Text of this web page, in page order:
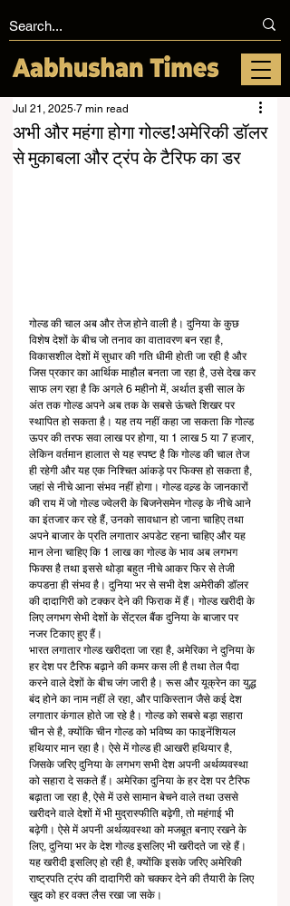
अभी और महंगा होगा गोल्ड!अमेरिकी डॉलर
से मुकाबला और ट्रंप के टैरिफ का डर
Jul 21, 2025 7 min read
गोल्ड की चाल अब और तेज होने वाली है। दुनिया के कुछ
विशेष देशों के बीच जो तनाव का वातावरण बन रहा है,
विकासशील देशों में सुधार की गति धीमी होती जा रही है और
जिस प्रकार का आर्थिक माहौल बनता जा रहा है, उसे देख कर
साफ लग रहा है कि अगले 6 महीनो में, अर्थात इसी साल के
अंत तक गोल्ड अपने अब तक के सबसे ऊंचते शिखर पर
स्थापित हो सकता है। यह तय नहीं कहा जा सकता कि गोल्ड
ऊपर की तरफ सवा लाख पर होगा, या 1 लाख 5 या 7 हजार,
लेकिन वर्तमान हालात से यह स्पष्ट है कि गोल्ड की चाल तेज
ही रहेगी और यह एक निश्चित आंकड़े पर फिक्स हो सकता है,
जहां से नीचे आना संभव नहीं होगा। गोल्ड वल्र्ड के जानकारों
की राय में जो गोल्ड ज्वेलरी के बिजनेसमेन गोल्ड़ के नीचे आने
का इंतजार कर रहे हैं, उनको सावधान हो जाना चाहिए तथा
अपने बाजार के प्रति लगातार अपडेट रहना चाहिए और यह
मान लेना चाहिए कि 1 लाख का गोल्ड के भाव अब लगभग
फिक्स है तथा इससे थोड़ा बहुत नीचे आकर फिर से तेजी
कपडऩा ही संभव है। दुनिया भर से सभी देश अमेरीकी डॉलर
की दादागिरी को टक्कर देने की फिराक में हैं। गोल्ड खरीदी के
लिए लगभग सेभी देशों के सेंट्रल बैंक दुनिया के बाजार पर
नजर टिकाए हुए हैं।
भारत लगातार गोल्ड खरीदता जा रहा है, अमेरिका ने दुनिया के
हर देश पर टैरिफ बढ़ाने की कमर कस ली है तथा तेल पैदा
करने वाले देशों के बीच जंग जारी है। रूस और यूक्रेन का युद्ध
बंद होने का नाम नहीं ले रहा, और पाकिस्तान जैसे कई देश
लगातार कंगाल होते जा रहे है। गोल्ड को सबसे बड़ा सहारा
चीन से है, क्योंकि चीन गोल्ड को भविष्य का फाइनेंशियल
हथियार मान रहा है। ऐसे में गोल्ड ही आखरी हथियार है,
जिसके जरिए दुनिया के लगभग सभी देश अपनी अर्थव्यवस्था
को सहारा दे सकते हैं। अमेरिका दुनिया के हर देश पर टैरिफ
बढ़ाता जा रहा है, ऐसे में उसे सामान बेचने वाले तथा उससे
खरीदने वाले देशों में भी मुद्रास्फीति बढ़ेगी, तो महंगाई भी
बढ़ेगी। ऐसे में अपनी अर्थव्य़वस्था को मजबूत बनाए रखने के
लिए, दुनिया भर के देश गोल्ड इसलिए भी खरीदते जा रहे हैं।
यह खरीदी इसलिए हो रही है, क्योंकि इसके जरिए अमेरिकी
राष्ट्रपति ट्रंप की दादागिरी को चक्कर देने की तैयारी के लिए
खुद को हर वक्त लैस रखा जा सके।